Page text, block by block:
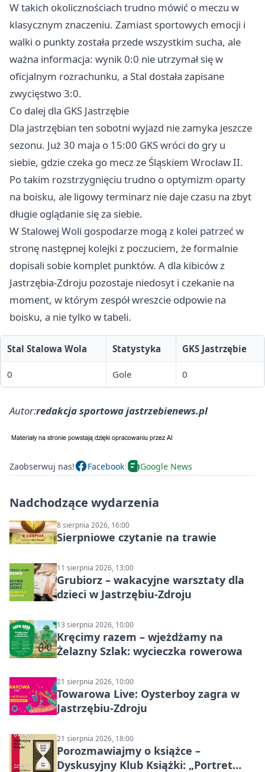
W takich okolicznościach trudno mówić o meczu w
klasycznym znaczeniu. Zamiast sportowych emocji i
walki o punkty została przede wszystkim sucha, ale
ważna informacja: wynik 0:0 nie utrzymał się w
oficjalnym rozrachunku, a Stal dostała zapisane
zwycięstwo 3:0.
Co dalej dla GKS Jastrzębie
Dla jastrzębian ten sobotni wyjazd nie zamyka jeszcze
sezonu. Już 30 maja o 15:00 GKS wróci do gry u
siebie, gdzie czeka go mecz ze Śląskiem WrocławII.
Po takim rozstrzygnięciu trudno o optymizm oparty
na boisku, ale ligowy terminarz nie daje czasu na zbyt
długie oglądanie się za siebie.
W Stalowej Woli gospodarze mogą z kolei patrzeć w
stronę następnej kolejki z poczuciem, że formalnie
dopisali sobie komplet punktów. A dla kibiców z
Jastrzębia-Zdroju pozostaje niedosyt i czekanie na
moment, w którym zespół wreszcie odpowie na
boisku, a nie tylko w tabeli.
Stal Stalowa Wola Statystyka GKS Jastrzębie
0 Gole 0
Autor:redakcja sportowa jastrzebienews.pl
Zaobserwuj nas! Facebook Google News
Nadchodzące wydarzenia
8 sierpnia 2026, 16:00
Sierpniowe czytanie na trawie
11 sierpnia 2026, 13:00
Grubiorz – wakacyjne warsztaty dla
dzieci w Jastrzębiu-Zdroju
13 sierpnia 2026, 10:00
Kręcimy razem – wjeżdżamy na
Żelazny Szlak: wycieczka rowerowa
21 sierpnia 2026, 10:00
Towarowa Live: Oysterboy zagra w
Jastrzębiu-Zdroju
21 sierpnia 2026, 18:00
Porozmawiajmy o książce –
Dyskusyjny Klub Książki: „Portret